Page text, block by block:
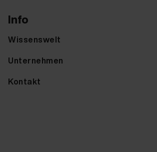
Info
Wissenswelt
Unternehmen
Kontakt